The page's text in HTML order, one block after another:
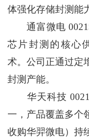
体强化存储封测能
通富微电
芯片封测的核心
术。公司正通过定
封测产能。
华天科技
一，产品覆盖多个
收购华羿微电）持